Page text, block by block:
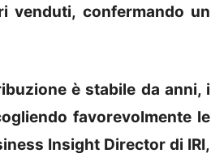
venduti, confermando un
è stabile da anni, i
favorevolmente le
Insight Director di IRI,